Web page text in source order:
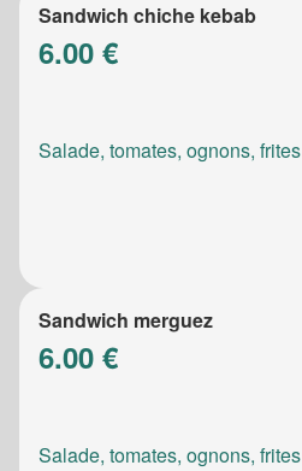
Sandwich chiche kebab
6.00 €
Salade, tomates, ognons, frites
Sandwich merguez
6.00 €
Salade, tomates, ognons, frites